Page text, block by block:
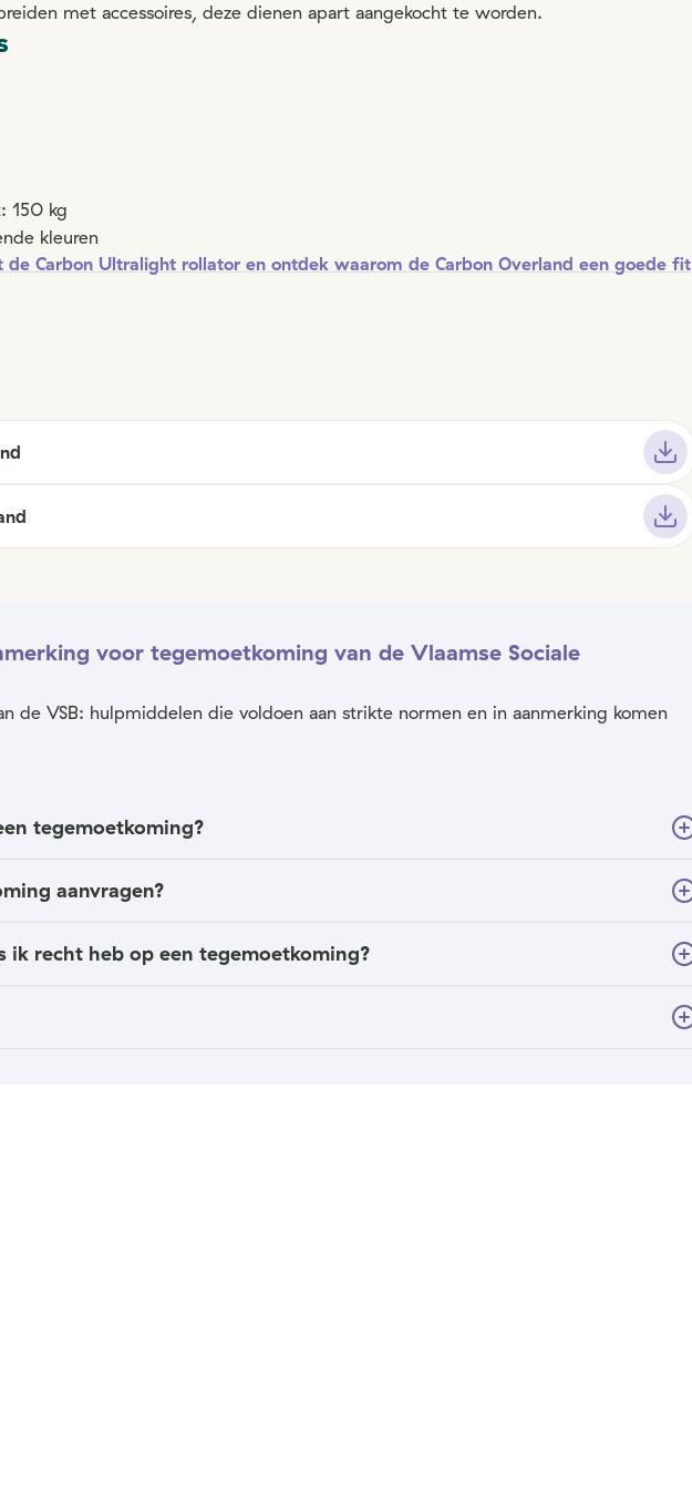
met accessoires, deze dienen apart aangekocht te worden.
150 kg
kleuren
Carbon Ultralight rollator en ontdek waarom de Carbon Overland een goede fit
voor tegemoetkoming van de Vlaamse Sociale
de VSB: hulpmiddelen die voldoen aan strikte normen en in aanmerking komen
tegemoetkoming?
aanvragen?
ik recht heb op een tegemoetkoming?